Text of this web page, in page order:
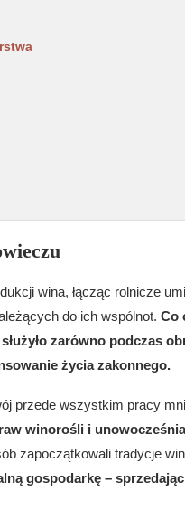
wina, łącząc rolnicze
do ich wspólnot. Co
zarówno podczas
życia zakonnego.
przede wszystkim pracy
winorośli i
zapoczątkowali tradycje
gospodarkę –